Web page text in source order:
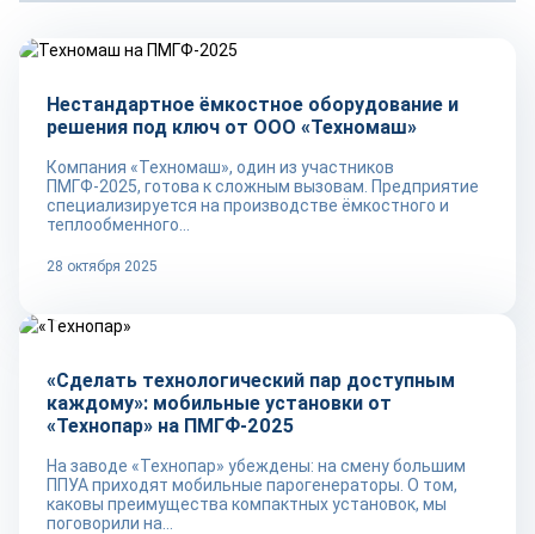
Нестандартное ёмкостное оборудование и
решения под ключ от ООО «Техномаш»
Компания «Техномаш», один из участников
ПМГФ-2025, готова к сложным вызовам. Предприятие
специализируется на производстве ёмкостного и
теплообменного...
28 октября 2025
«Сделать технологический пар доступным
каждому»: мобильные установки от
«Технопар» на ПМГФ-2025
На заводе «Технопар» убеждены: на смену большим
ППУА приходят мобильные парогенераторы. О том,
каковы преимущества компактных установок, мы
поговорили на...